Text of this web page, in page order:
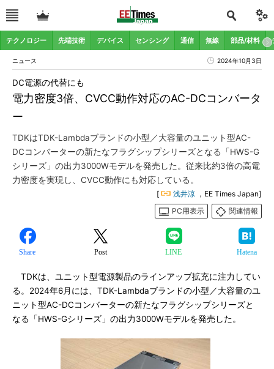
テクノロジー 先端技術 デバイス センシング 通信 無線 部品/材料
ニュース 2024年10月3日
電力密度3倍、CVCC動作対応のAC-DCコンバータ
ー
DC電源の代替にも
TDKはTDK-Lambdaブランドの小型／大容量のユニット型AC-
DCコンバーターの新たなフラグシップシリーズとなる「HWS-G
シリーズ」の出力3000Wモデルを発売した。従来比約3倍の高電
力密度を実現し、CVCC動作にも対応している。
[ 浅井涼 ，EE Times Japan]
PC用表示
関連情報
Share Post LINE Hatena
TDKは、ユニット型電源製品のラインアップ拡充に注力してい
る。2024年6月には、TDK-Lambdaブランドの小型／大容量のユ
ニット型AC-DCコンバーターの新たなフラグシップシリーズと
なる「HWS-Gシリーズ」の出力3000Wモデルを発売した。